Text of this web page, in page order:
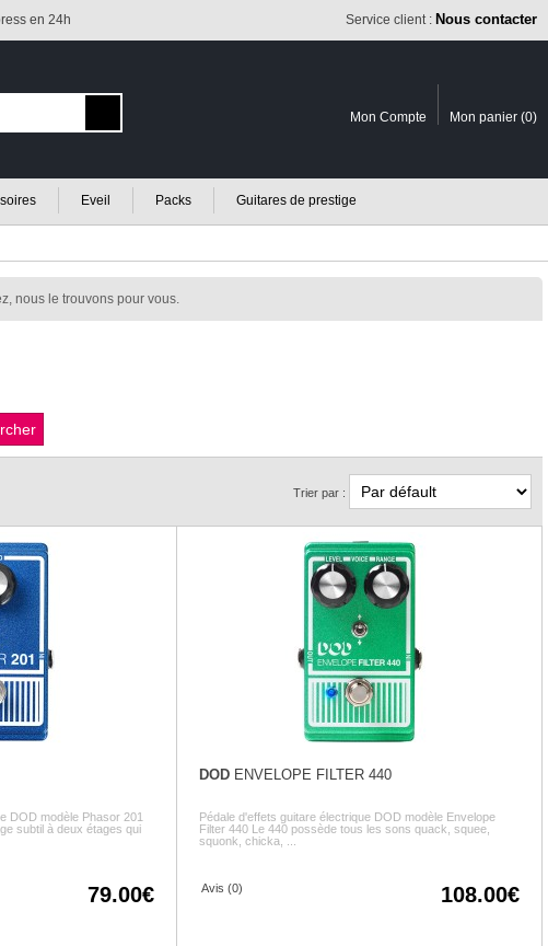
en 24h Service client : Nous contacter
Mon Compte Mon panier (0)
Eveil Packs Guitares de prestige
nous le trouvons pour vous.
Trier par :
DOD modèle Phasor 201
subtil à deux étages qui
79.00
DOD ENVELOPE FILTER 440
Pédale d'effets guitare électrique DOD modèle Envelope
Filter 440 Le 440 possède tous les sons quack, squee,
squonk, chicka, ...
Avis (0) 108.00